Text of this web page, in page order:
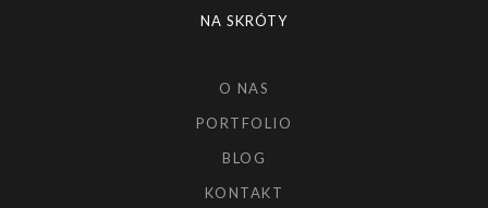
NA SKRÓTY
O NAS
PORTFOLIO
BLOG
KONTAKT